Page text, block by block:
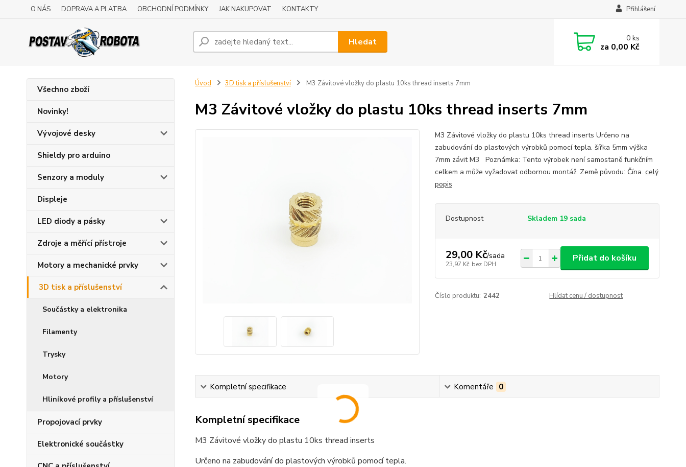
O NÁS DOPRAVA A PLATBA OBCHODNÍ PODMÍNKY JAK NAKUPOVAT KONTAKTY Přihlášení
Hledat 0ks
za 0,00 Kč
Všechno zboží
Novinky!
Vývojové desky
Shieldy pro arduino
Senzory a moduly
Displeje
LED diody a pásky
Zdroje a měřící přístroje
Motory a mechanické prvky
3D tisk a příslušenství
Součástky a elektronika
Filamenty
Trysky
Motory
Hliníkové profily a příslušenství
Propojovací prvky
Elektronické součástky
Úvod 3D tisk a příslušenství M3 Závitové vložky do plastu 10ks thread inserts 7mm
M3 Závitové vložky do plastu 10ks thread inserts 7mm
M3 Závitové vložky do plastu 10ks thread inserts Určeno na
zabudování do plastových výrobků pomocí tepla. šířka 5mm výška
7mm závit M3 Poznámka: Tento výrobek není samostaně funkčním
celkem a může vyžadovat odbornou montáž. Země původu: Čína. celý
popis
Dostupnost Skladem 19 sada
29,00 Kč/sada
23,97 Kč bez DPH
Přidat do košíku
Číslo produktu: 2442 Hlídat cenu / dostupnost
Kompletní specifikace Komentáře 0
Kompletní specifikace
M3 Závitové vložky do plastu 10ks thread inserts
Určeno na zabudování do plastových výrobků pomocí tepla.